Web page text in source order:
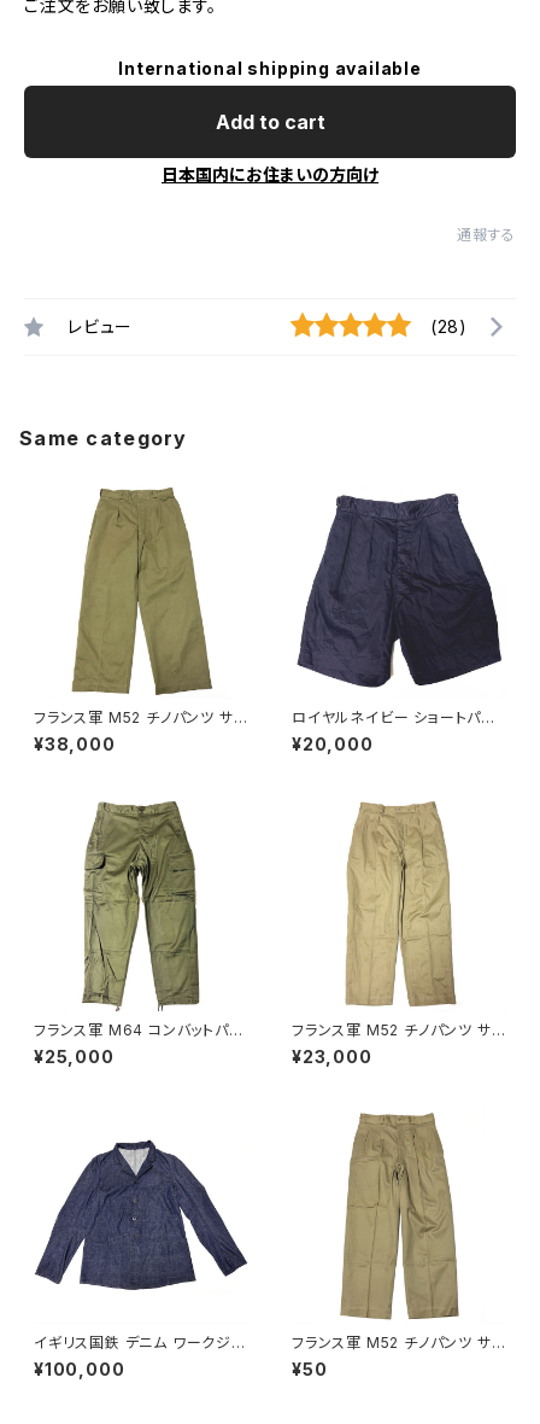
ご注文をお願い致します。
International shipping available
Add to cart
日本国内にお住まいの方向け
通報する
レビュー (28)
Same category
フランス軍 M52 チノパンツ サイ
ズ 22 初期モデル French Arm
y Chino Pants M45/52 Earl
¥38,000
ロイヤルネイビー ショートパン
ツ Royal Navy Shorts Blue
Drill Tropical N P
¥20,000
フランス軍 M64 コンバットパン
ツ 84XC French Army M64
Combat Pants 1968
¥25,000
フランス軍 M52 チノパンツ サイ
ズ 25 French Army Chino P
ants M45/52
¥23,000
イギリス国鉄 デニム ワークジャ
ケット British Railways Over
all Jacket
¥100,000
フランス軍 M52 チノパンツ サイ
ズ 22 French Army Chino P
ants M45/52
¥50